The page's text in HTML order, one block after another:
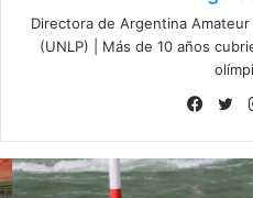
Directora de Argentina
(UNLP) | Más de 10 años